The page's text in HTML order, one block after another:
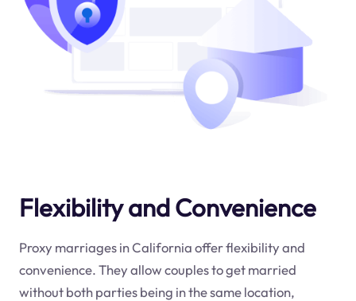
Flexibility and Convenience
Proxy marriages in California offer flexibility and
convenience. They allow couples to get married
without both parties being in the same location,